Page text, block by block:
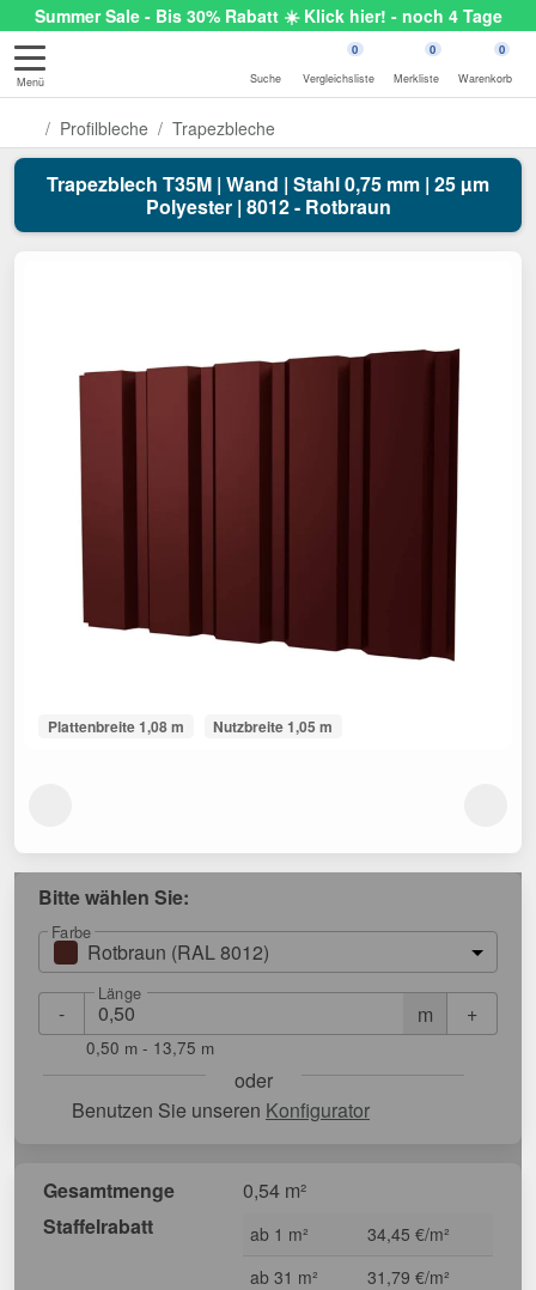
Summer Sale - Bis 30% Rabatt ☀️ Klick hier! - noch 4 Tage
Menü Suche
0
Vergleichsliste
0
Merkliste
0
Warenkorb
Profilbleche Trapezbleche
Trapezblech T35M | Wand | Stahl 0,75 mm | 25 µm
Polyester | 8012 - Rotbraun
Plattenbreite 1,08 m Nutzbreite 1,05 m
Bitte wählen Sie:
Farbe
Rotbraun (RAL 8012)
- m
Länge
+
0,50 m - 13,75 m
oder
Benutzen Sie unseren Konfigurator
Gesamtmenge
0,54 m²
Staffelrabatt
ab 1 m²
34,45 €/m²
ab 31 m²
31,79 €/m²